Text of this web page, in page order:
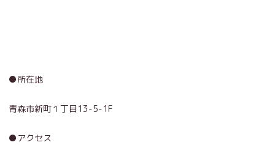
●所在地
青森市新町１丁目13-5-1F
●アクセス